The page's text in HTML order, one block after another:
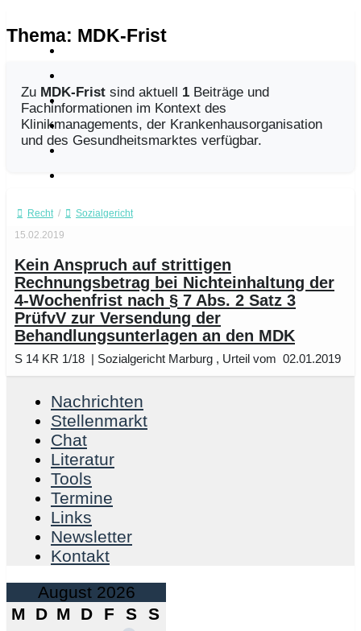
Thema: MDK-Frist
Zu MDK-Frist sind aktuell 1 Beiträge und
Fachinformationen im Kontext des
Klinikmanagements, der Krankenhausorganisation
und des Gesundheitsmarktes verfügbar.
Recht /
Sozialgericht
15.02.2019
Kein Anspruch auf strittigen
Rechnungsbetrag bei Nichteinhaltung der
4-Wochenfrist nach § 7 Abs. 2 Satz 3
PrüfvV zur Versendung der
Behandlungsunterlagen an den MDK
S 14 KR 1/18 | Sozialgericht Marburg , Urteil vom 02.01.2019
Nachrichten
Stellenmarkt
Chat
Literatur
Tools
Termine
Links
Newsletter
Kontakt
August 2026
M
D M D F S
S